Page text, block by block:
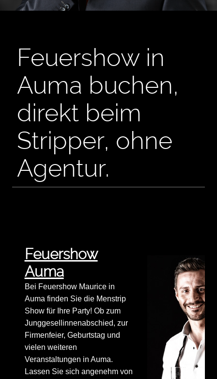
Feuershow in
Auma buchen,
direkt beim
Stripper, ohne
Agentur.
Feuershow
Auma
Bei Feuershow Maurice in
Auma finden Sie die Menstrip
Show für Ihre Party! Ob zum
Junggesellinnenabschied, zur
Firmenfeier, Geburtstag und
vielen weiteren
Veranstaltungen in Auma.
Lassen Sie sich angenehm von